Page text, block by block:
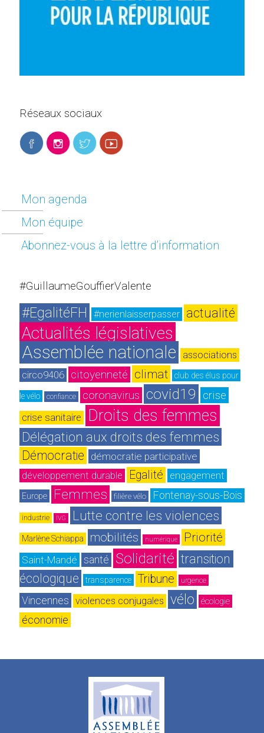
Réseaux sociaux
Mon agenda
Mon équipe
Abonnez-vous à la lettre d’information
#GuillaumeGouffierValente
#EgalitéFH #nerienlaisserpasser actualité
Actualités législatives
Assemblée nationale
associations
circo9406
citoyenneté climat club des élus pour
le vélo confiance coronavirus covid19 crise
crise sanitaire Droits des femmes
Délégation aux droits des femmes
Démocratie démocratie participative
développement durable Egalité engagement
Europe Femmes filière vélo Fontenay-sous-Bois
industrie IVG Lutte contre les violences
Marlène Schiappa mobilités numérique Priorité
Saint-Mandé santé Solidarité transition
écologique
transparence Tribune urgence
Vincennes violences conjugales vélo écologie
économie